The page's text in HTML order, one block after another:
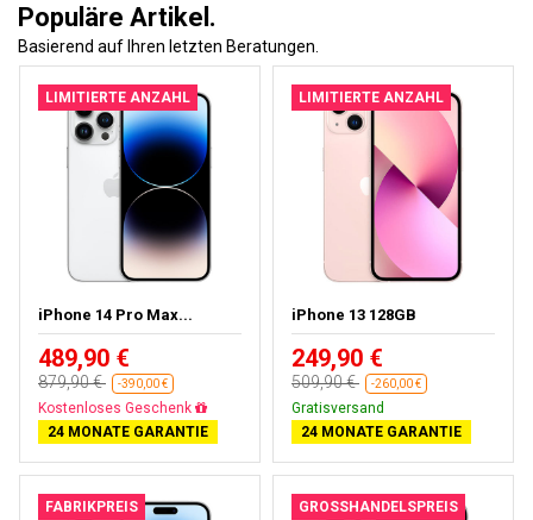
Populäre Artikel.
Basierend auf Ihren letzten Beratungen.
LIMITIERTE ANZAHL
iPhone 14 Pro Max...
489,90 €
879,90 € -390,00 €
Gratisversand
24 MONATE GARANTIE
LIMITIERTE ANZAHL
iPhone 13 128GB
249,90 €
509,90 € -260,00 €
Gratisversand
24 MONATE GARANTIE
FABRIKPREIS GROSSHANDELSPREIS